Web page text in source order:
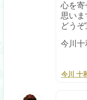
心を寄
思い
どうぞ
今川十
今川 十